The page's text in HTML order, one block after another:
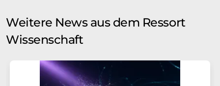
Weitere News aus dem Ressort
Wissenschaft